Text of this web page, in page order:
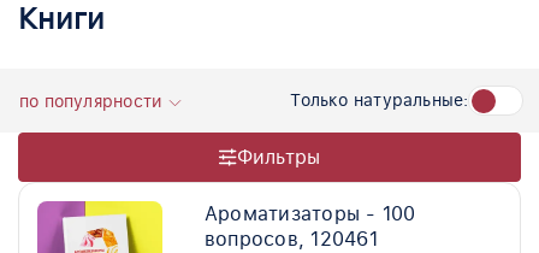
Книги
по популярности Только натуральные:
Фильтры
Ароматизаторы - 100
вопросов, 120461